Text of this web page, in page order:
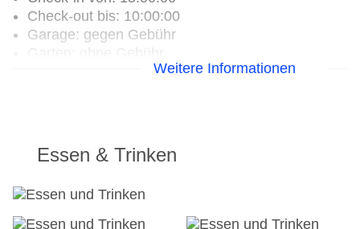
Check-out bis: 10:00:00
Garage: gegen Gebühr
Zimmerservice
Sonnenterrasse
Pools:Indoor Pool, Outdoor Pool, Sonnenschirme
am Pool, Liegen am Pool
Weitere Informationen
Essen & Trinken